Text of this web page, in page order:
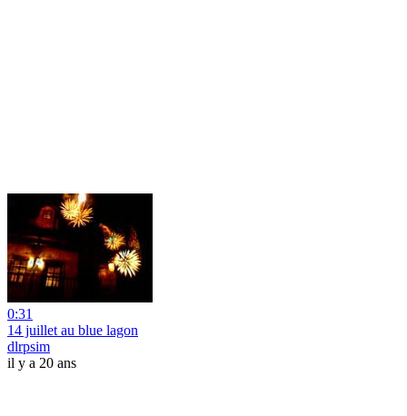
0:31
14 juillet au blue lagon
dlrpsim
il y a 20 ans